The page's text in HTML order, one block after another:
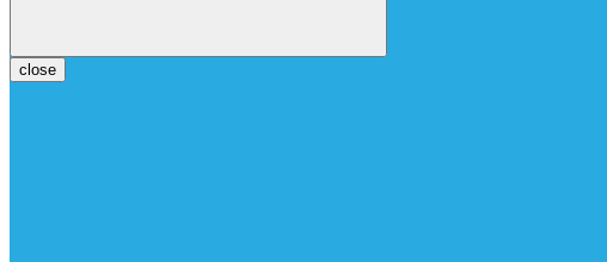
close